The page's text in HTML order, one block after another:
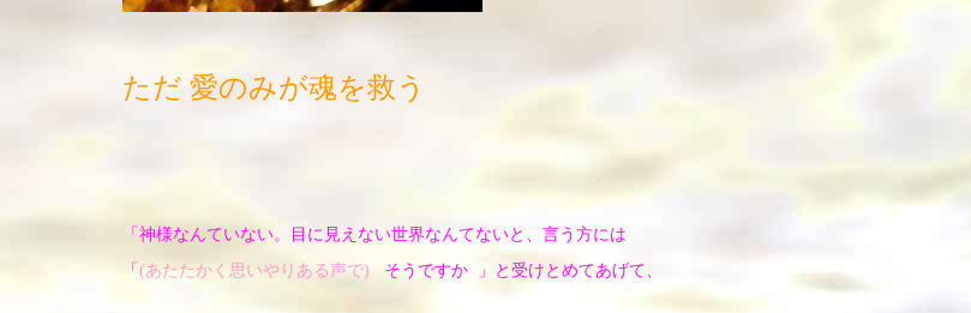
ただ 愛のみが魂を救う
「神様なんていない。
目に見えない世界なんてないと、言う方には
「 (あたたかく思いやりある声で) そうですか 」と受けとめてあげて、